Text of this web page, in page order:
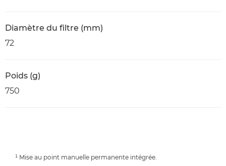
Diamètre du filtre (mm)
72
Poids (g)
750
¹ Mise au point manuelle permanente intégrée.